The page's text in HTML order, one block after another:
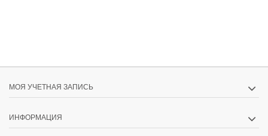
МОЯ УЧЕТНАЯ ЗАПИСЬ
ИНФОРМАЦИЯ